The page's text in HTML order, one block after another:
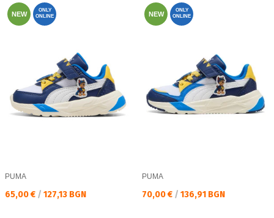
NEW
ONLY
ONLINE
PUMA
Текуща цена:
65,00 € / 127,13 BGN
NEW
ONLY
ONLINE
PUMA
Текуща цена:
70,00 € / 136,91 BGN